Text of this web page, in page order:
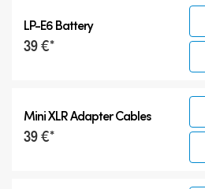
LP-E6 Battery
39 €*
Mini XLR Adapter Cables
39 €*